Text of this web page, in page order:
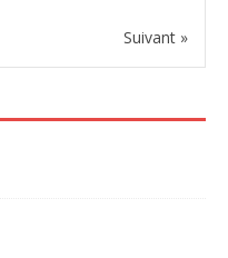
Suivant »